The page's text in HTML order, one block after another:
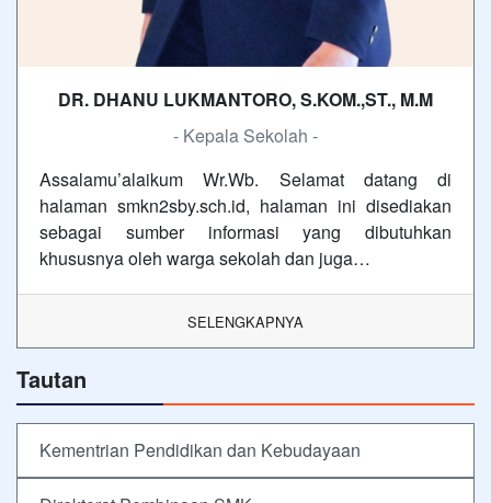
DR. DHANU LUKMANTORO, S.KOM.,ST., M.M
- Kepala Sekolah -
Assalamu’alaikum Wr.Wb. Selamat datang di
halaman smkn2sby.sch.id, halaman ini disediakan
sebagai sumber informasi yang dibutuhkan
khususnya oleh warga sekolah dan juga…
SELENGKAPNYA
Tautan
Kementrian Pendidikan dan Kebudayaan